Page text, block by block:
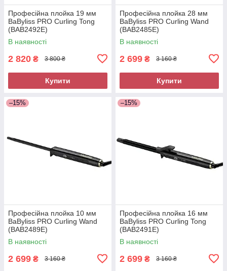
Професійна плойка 19 мм
BaByliss PRO Curling Tong
(BAB2492E)
В наявності
2 820 ₴ 3 800 ₴
Купити
Професійна плойка 28 мм
BaByliss PRO Curling Wand
(BAB2485E)
В наявності
2 699 ₴ 3 160 ₴
Купити
–15%
Професійна плойка 10 мм
BaByliss PRO Curling Wand
(BAB2489E)
В наявності
2 699 ₴ 3 160 ₴
–15%
Професійна плойка 16 мм
BaByliss PRO Curling Tong
(BAB2491E)
В наявності
2 699 ₴ 3 160 ₴